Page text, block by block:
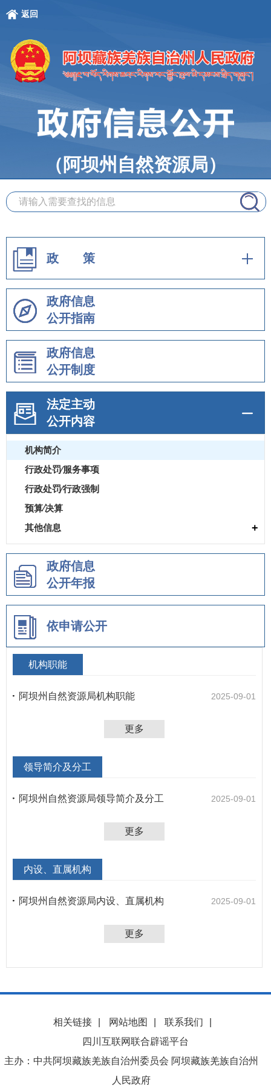
返回
（阿坝州自然资源局）
政 策
政府信息
公开指南
政府信息
公开制度
法定主动
公开内容
机构简介
行政处罚⁄服务事项
行政处罚⁄行政强制
预算⁄决算
其他信息
+
政府信息
公开年报
依申请公开
机构职能
阿坝州自然资源局机构职能 2025-09-01
更多
领导简介及分工
阿坝州自然资源局领导简介及分工 2025-09-01
更多
内设、直属机构
阿坝州自然资源局内设、直属机构 2025-09-01
更多
相关链接 网站地图 联系我们
四川互联网联合辟谣平台
主办：中共阿坝藏族羌族自治州委员会 阿坝藏族羌族自治州
人民政府